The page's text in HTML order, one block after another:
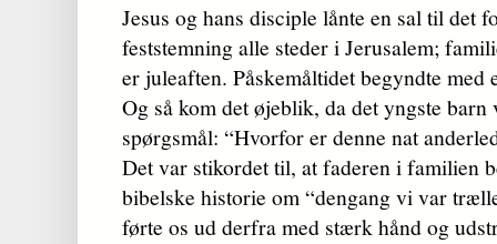
Jesus og hans disciple lånte en sal til det
feststemning alle steder i Jerusalem;
er juleaften. Påskemåltidet begyndte
Og så kom det øjeblik, da det yngste
spørgsmål: “Hvorfor er denne nat
Det var stikordet til, at faderen i familien
bibelske historie om “dengang vi var
førte os ud derfra med stærk hånd og